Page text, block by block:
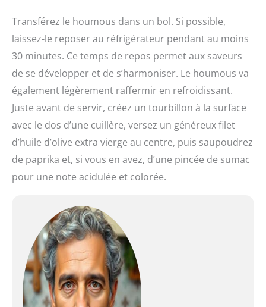
Transférez le houmous dans un bol. Si possible,
laissez-le reposer au réfrigérateur pendant au moins
30 minutes. Ce temps de repos permet aux saveurs
de se développer et de s’harmoniser. Le houmous va
également légèrement raffermir en refroidissant.
Juste avant de servir, créez un tourbillon à la surface
avec le dos d’une cuillère, versez un généreux filet
d’huile d’olive extra vierge au centre, puis saupoudrez
de paprika et, si vous en avez, d’une pincée de sumac
pour une note acidulée et colorée.